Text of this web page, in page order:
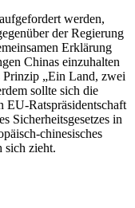
werden,
der Regierung
Erklärung
Chinas einzuhalten
Prinzip „Ein Land, zwei
sollte sich die
EU-Ratspräsidentschaft
Sicherheitsgesetzes in
chinesisches
sich zieht.